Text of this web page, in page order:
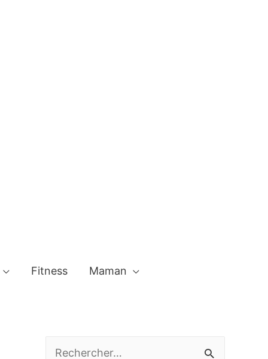
Fitness Maman